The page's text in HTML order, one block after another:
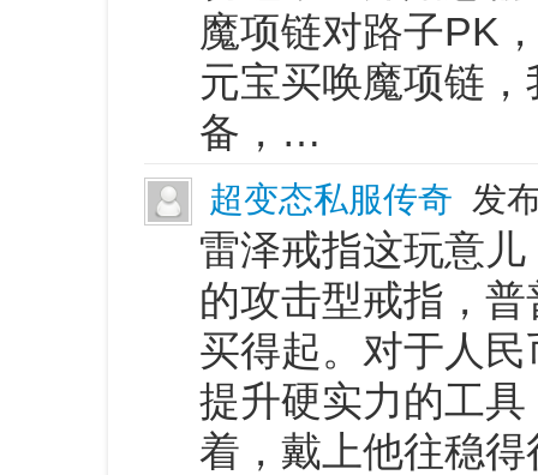
魔项链对路子PK
元宝买唤魔项链
备，…
超变态私服传奇 发
雷泽戒指这玩意
的攻击型戒指，
买得起。对于人
提升硬实力的工
着，戴上他往稳